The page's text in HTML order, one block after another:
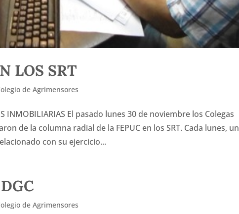
LOS SRT
de Agrimensores
INMOBILIARIAS El pasado lunes 30 de noviembre los Colegas
de la columna radial de la FEPUC en los SRT. Cada lunes, un
con su ejercicio...
de Agrimensores